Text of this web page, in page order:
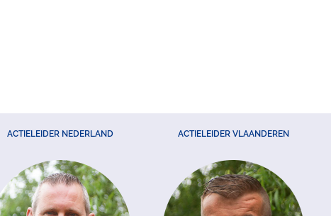
ACTIELEIDER NEDERLAND ACTIELEIDER VLAANDEREN